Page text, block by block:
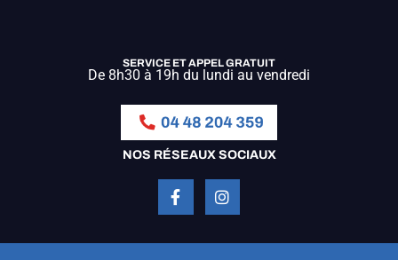
SERVICE ET APPEL GRATUIT
De 8h30 à 19h du lundi au vendredi
NOS RÉSEAUX SOCIAUX